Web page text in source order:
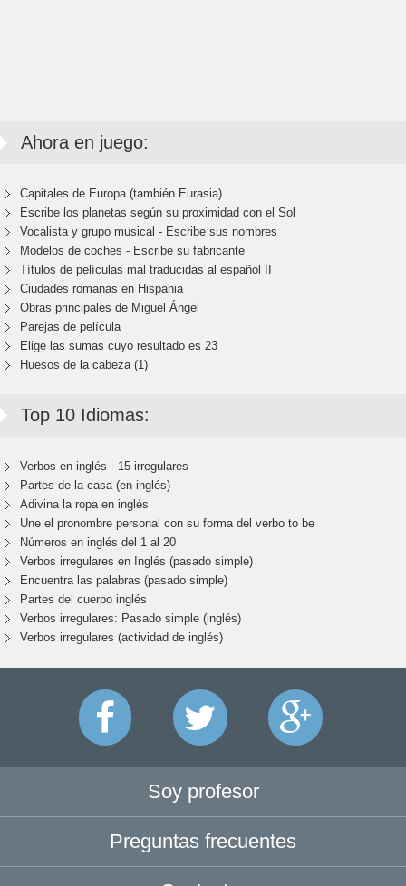
Ahora en juego:
Capitales de Europa (también Eurasia)
Escribe los planetas según su proximidad con el Sol
Vocalista y grupo musical - Escribe sus nombres
Modelos de coches - Escribe su fabricante
Títulos de películas mal traducidas al español II
Ciudades romanas en Hispania
Obras principales de Miguel Ángel
Parejas de película
Elige las sumas cuyo resultado es 23
Huesos de la cabeza (1)
Top 10 Idiomas:
Verbos en inglés - 15 irregulares
Partes de la casa (en inglés)
Adivina la ropa en inglés
Une el pronombre personal con su forma del verbo to be
Números en inglés del 1 al 20
Verbos irregulares en Inglés (pasado simple)
Encuentra las palabras (pasado simple)
Partes del cuerpo inglés
Verbos irregulares: Pasado simple (inglés)
Verbos irregulares (actividad de inglés)
Soy profesor
Preguntas frecuentes